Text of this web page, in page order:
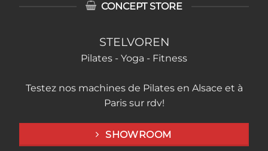
CONCEPT STORE
STELVOREN
Pilates - Yoga - Fitness
Testez nos machines de Pilates en Alsace et à
Paris sur rdv!
SHOWROOM